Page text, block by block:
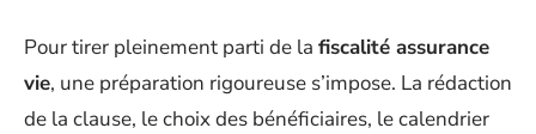
Pour tirer pleinement parti de la fiscalité assurance
vie, une préparation rigoureuse s’impose. La rédaction
de la clause, le choix des bénéficiaires, le calendrier